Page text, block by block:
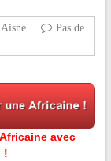
Aisne
Pas de
avec
!